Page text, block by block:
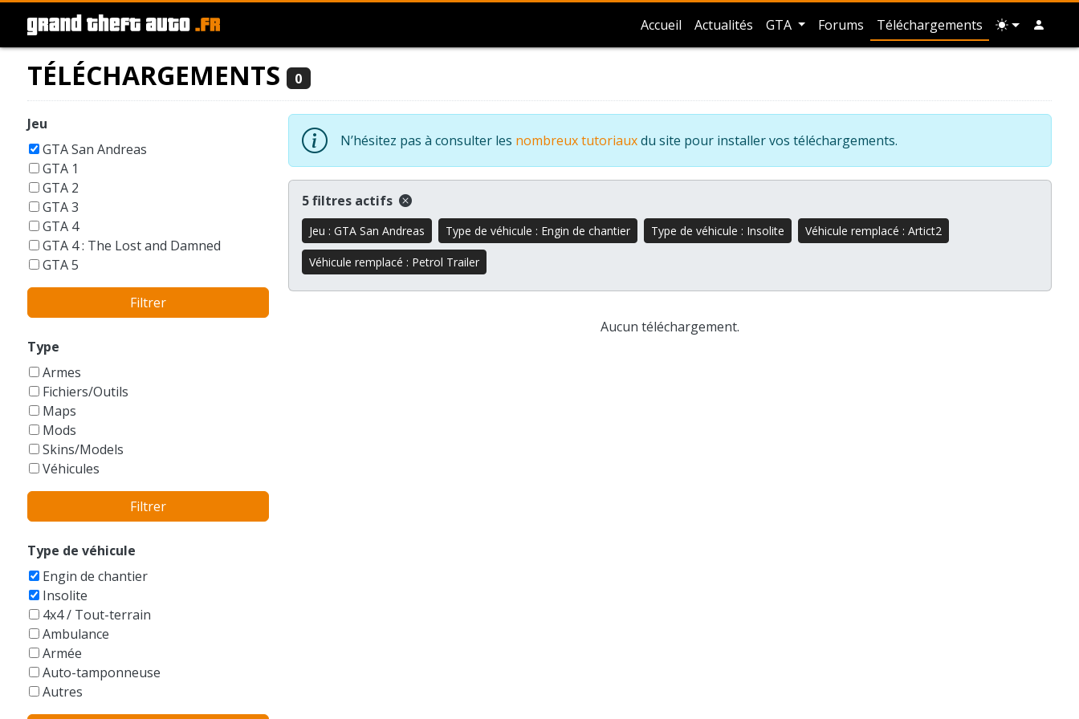
Accueil Actualités GTA Forums Téléchargements
TÉLÉCHARGEMENTS 0
Jeu
GTA San Andreas
GTA 1
GTA 2
GTA 3
GTA 4
GTA 4 : The Lost and Damned
GTA 5
GTA 6
GTA Liberty City Stories
GTA London 1969
GTA Vice City
Filtrer
Type
Armes
Fichiers/Outils
Maps
Mods
Skins/Models
Véhicules
Filtrer
Type de véhicule
Engin de chantier
Insolite
4x4 / Tout-terrain
Ambulance
Armée
Auto-tamponneuse
Autres
Avions
N’hésitez pas à consulter les nombreux tutoriauxdu site pour installer vos téléchargements.
5 filtres actifs
Jeu : GTA San Andreas Type de véhicule : Engin de chantier Type de véhicule : Insolite Véhicule remplacé : Artict2
Véhicule remplacé : Petrol Trailer
Aucun téléchargement.